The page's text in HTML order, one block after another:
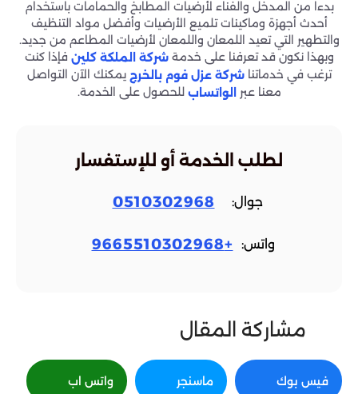
بدءاً من المدخل والفناء لأرضيات المطابخ والحمامات باستخدام
أحدث أجهزة وماكينات تلميع الأرضيات وأفضل مواد التنظيف
والتطهير التي تعيد اللمعان واللمعان لأرضيات المطاعم من جديد.
وبهذا نكون قد تعرفنا على خدمةشركة الملكة كلين فإذا كنت
ترغب في خدماتناشركة عزل فوم بالخرج يمكنك الآن التواصل
معنا عبر الواتساب للحصول على الخدمة.
لطلب الخدمة أو للإستفسار
جوال: 0510302968
واتس: +9665510302968
مشاركة المقال
فيس بوك ماسنجر واتس اب